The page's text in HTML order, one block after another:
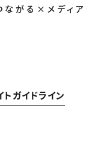
ながる×メディア
トガイドライン